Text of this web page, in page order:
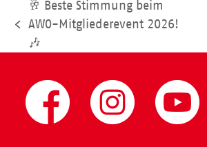
vorheriger
Beitrag:
🥂 Beste Stimmung beim
AWO-Mitgliederevent 2026!
🎶